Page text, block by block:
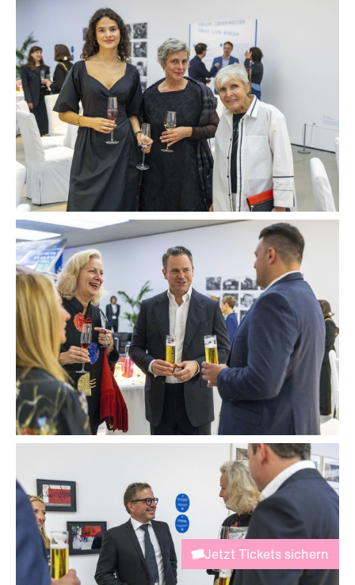
Jetzt Tickets sichern